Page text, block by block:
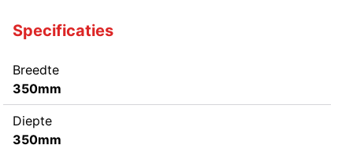
Specificaties
Breedte
350mm
Diepte
350mm